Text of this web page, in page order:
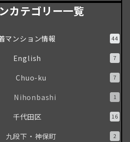
カテゴリー一覧
マンション情報 44
English 7
Chuo-ku 7
Nihonbashi 1
千代田区 16
九段下・神保町 2